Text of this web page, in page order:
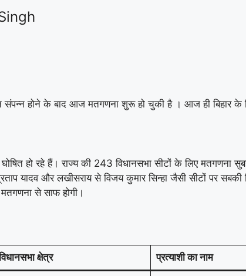
संपन्न होने के बाद आज मतगणना शुरू हो चुकी है । आज ही बिहार
हो रहे हैं। राज्य की 243 विधानसभा सीटों के लिए
यादव और लखीसराय से विजय कुमार सिन्हा जैसी सीटों पर
से साफ होगी।
क्षेत्र प्रत्याशी का नाम